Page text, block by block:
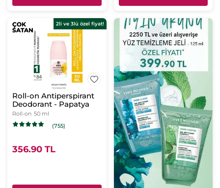
ÇOK
SATAN
ÇOK
SATAN
2li ve 3lü özel fiyat!
Roll-on Antiperspirant
Deodorant - Papatya
Roll-on 50 ml
(755)
356.90 TL